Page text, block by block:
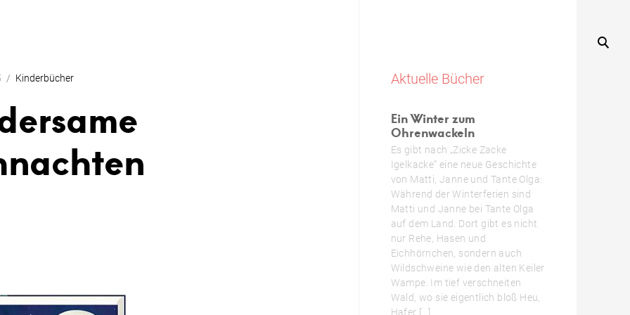
Kinderbücher Aktuelle Bücher
Ein Winter zum
Ohrenwackeln
Es gibt nach „Zicke Zacke
Igelkacke“ eine neue Geschichte
von Matti, Janne und Tante Olga:
Während der Winterferien sind
Matti und Janne bei Tante Olga
auf dem Land. Dort gibt es nicht
nur Rehe, Hasen und
Eichhörnchen, sondern auch
Wildschweine wie den alten Keiler
Wampe. Im tief verschneiten
Wald, wo sie eigentlich bloß Heu,
Hafer […]